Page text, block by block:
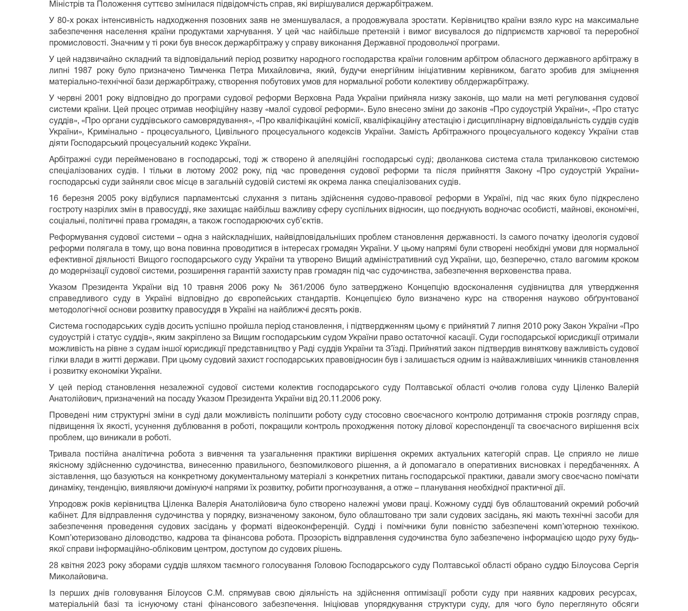
Міністрів та Положення суттєво змінилася підвідомчість справ, які вирішувалися держарбітражем.
У 80-х роках інтенсивність надходження позовних заяв не зменшувалася, а продовжувала зростати. Керівництво країни взяло курс на максимальне
забезпечення населення країни продуктами харчування. У цей час найбільше претензій і вимог висувалося до підприємств харчової та переробної
промисловості. Значним у ті роки був внесок держарбітражу у справу виконання Дер­жавної продовольчої програми.
У цей надзвичайно складний та відповідальний період розвитку народного господарства країни головним арбітром обласного державного арбітражу в
липні 1987 року було призначено Тимченка Петра Михайловича, який, будучи енергійним ініціативним керівником, багато зробив для зміцнення
матеріально-технічної бази держарбітражу, створення побутових умов для нормальної роботи колективу облдержарбітражу.
У червні 2001 року відповідно до програми судової реформи Верхов­на Рада України прийняла низку законів, що мали на меті регулювання судової
системи країни. Цей процес отримав неофіційну назву «малої судової реформи». Було внесено зміни до законів «Про судоустрій України», «Про статус
суддів», «Про органи суддівського самоврядування», «Про кваліфікаційні комісії, кваліфікаційну атестацію і дисциплінарну відповідальність суддів судів
України», Кримінально - процесуального, Цивільного процесуального кодексів України. Замість Арбітражного процесуального кодексу України став
діяти Господарський процесуальний кодекс України.
Арбітражні суди перейменовано в господарські, тоді ж створено й апеляційні господарські суді; дволанкова система стала триланковою системою
спеціалізованих судів. І тільки в лютому 2002 року, під час проведення судової реформи та після прийняття Закону «Про судоустрій України»
господарські суди зайняли своє місце в загальній судовій системі як окрема ланка спеціалізованих судів.
16 березня 2005 року відбулися парламентські слухання з питань здійснення судово-правової реформи в Україні, під час яких було підкреслено
гостроту назрілих змін в правосудді, яке захищає найбільш важливу сферу суспільних відносин, що поєднують водночас особисті, майнові, економічні,
соціальні, політичні права громадян, а також господарюючих суб’єктів.
Реформування судової системи – одна з найскладніших, найвідповідальніших проблем становлення державності. Із самого початку ідеологія судової
реформи полягала в тому, що вона повинна проводитися в інтересах громадян України. У цьому напрямі були створені необхідні умови для нормальної
ефективної діяльності Вищого господарського суду України та утворено Вищий адміністративний суд України, що, безперечно, стало вагомим кроком
до модернізації судової системи, розширення гарантій захисту прав громадян під час судочинства, забезпечення верховенства права.
Указом Президента України від 10 травня 2006 року № 361/2006 було затверджено Концепцію вдосконалення судівництва для утвердження
справедливого суду в Україні відповідно до європейських стандартів. Концепцією було визначено курс на створення науково обґрунтованої
методологічної основи розвитку правосуддя в Україні на найближчі десять років.
Система господарських судів досить успішно пройшла період становлення, і підтвердженням цьому є прийнятий 7 липня 2010 року Закон України «Про
судоустрій і статус суддів», яким закріплено за Вищим господарським судом України право остаточної касації. Суди господарської юрисдикції отримали
можливість на рівне з судам іншої юрисдикції представництво у Раді суддів України та З’їзді. Прийнятий закон підтвердив виняткову важливість судової
гілки влади в житті держави. При цьому судовий захист господарських правовідносин був і залишається одним із найважливіших чинників становлення
і розвитку економіки України.
У цей період становлення незалежної судової системи колектив господарського суду Полтавської області очолив голова суду Ціленко Валерій
Анатолійович, призначений на посаду Указом Президента України від 20.11.2006 року.
Проведені ним структурні зміни в суді дали можливість поліпшити роботу суду стосовно своєчасного контролю дотримання строків розгляду справ,
підвищення їх якості, усунення дублювання в роботі, покращили контроль проходження потоку ділової кореспонденції та своєчасного вирішення всіх
проблем, що виникали в роботі.
Тривала постійна аналітична робота з вивчення та узагальнення практики вирішення окремих актуальних категорій справ. Це сприяло не лише
якісному здійсненню судочинства, винесенню правильного, безпомилкового рішення, а й допомагало в оперативних висновках і передбаченнях. А
зіставлення, що базуються на конкретному документальному матеріалі з конкретних питань господарської практики, давали змогу своєчасно помічати
динаміку, тенденцію, виявляючи домінуючі напрями їх розвитку, робити прогнозування, а отже – планування необхідної практичної дії.
Упродовж років керівництва Ціленка Валерія Анатолійовича було створено належні умови праці. Кожному судді був облаштований окремий робочий
кабінет. Для відправлення судочинства у порядку, визначеному законом, було облаштовано три зали судових засідань, які мають технічні засоби для
забезпечення проведення судових засідань у форматі відеоконференцій. Судді і помічники були повністю забезпечені комп’ютерною технікою.
Комп’ютеризовано діловодство, кадрова та фінансова робота. Прозорість відправлення судочинства було забезпечено інформацією щодо руху будь-
якої справи інформаційно-обліковим центром, доступом до судових рішень.
28 квітня 2023 року зборами суддів шляхом таємного голосування Головою Господарського суду Полтавської області обрано суддю Білоусова Сергія
Миколайовича.
Із перших днів головування Білоусов С.М. спрямував свою діяльність на здійснення оптимізації роботи суду при наявних кадрових ресурсах,
матеріальній базі та існуючому стані фінансового забезпечення. Ініціював упорядкування структури суду, для чого було переглянуто обсяги